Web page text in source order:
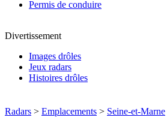
Permis de conduire
Divertissement
Images drôles
Jeux radars
Histoires drôles
Radars > Emplacements > Seine-et-Marne